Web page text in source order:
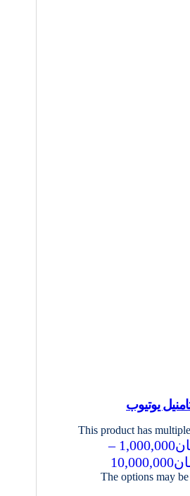
یوتیوب
1,000,000
–
10,000,000
This product has
The options may